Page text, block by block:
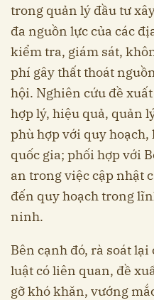
trong quản lý đầu tư
đa nguồn lực của các
kiểm tra, giám sát,
phí gây thất thoát
hội. Nghiên cứu đề
hợp lý, hiệu quả, quản
phù hợp với quy hoạch,
quốc gia; phối hợp với
an trong việc cập nhật
đến quy hoạch trong
ninh.
Bên cạnh đó, rà soát
luật có liên quan, đề
gỡ khó khăn, vướng